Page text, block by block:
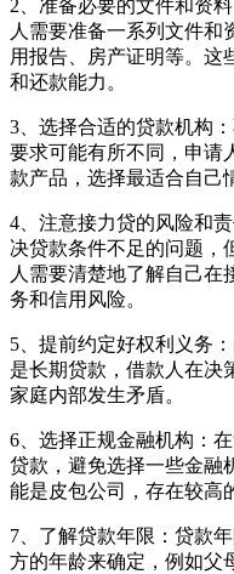
2、准备必要的文件和资
人需要准备一系列文件和
用报告、房产证明等。这
和还款能力。
3、选择合适的贷款机构
要求可能有所不同，申请
款产品，选择最适合自己
4、注意接力贷的风险和
决贷款条件不足的问题，
人需要清楚地了解自己在
务和信用风险。
5、提前约定好权利义务
是长期贷款，借款人在决
家庭内部发生矛盾。
6、选择正规金融机构：
贷款，避免选择一些金融
能是皮包公司，存在较高
7、了解贷款年限：贷款
方的年龄来确定，例如父